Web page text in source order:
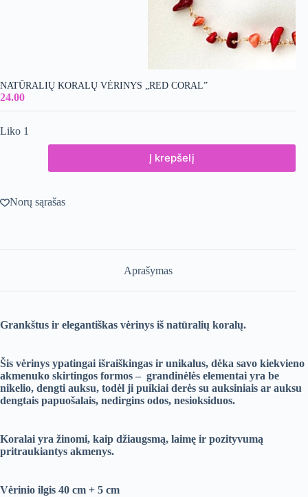
NATŪRALIŲ KORALŲ VĖRINYS „RED CORAL”
24.00
Liko 1
vėrinys
"Red
Į krepšelį
Norų sąrašas
Aprašymas
Grankštus ir elegantiškas vėrinys iš natūralių koralų.
Šis vėrinys ypatingai išraiškingas ir unikalus, dėka savo kiekvieno
akmenuko skirtingos formos – grandinėlės elementai yra be
nikelio, dengti auksu, todėl ji puikiai derės su auksiniais ar auksu
dengtais papuošalais, nedirgins odos, nesioksiduos.
Koralai yra žinomi, kaip džiaugsmą, laimę ir pozityvumą
pritraukiantys akmenys.
Vėrinio ilgis 40 cm + 5 cm